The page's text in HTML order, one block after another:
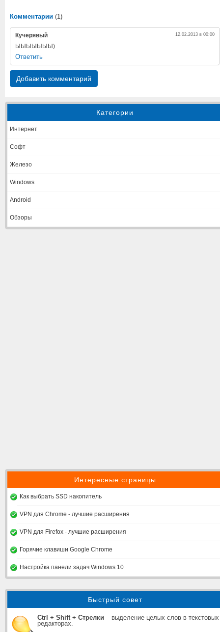
Категории
Интернет
Софт
Железо
Windows
Android
Обзоры
Интересные страницы
Как выбрать SSD накопитель
VPN для Chrome - лучшие расширения
VPN для Firefox - лучшие расширения
Горячие клавиши Google Chrome
Настройка панели задач Windows 10
Быстрый совет
Ctrl + Shift + Стрелки – выделение целых слов в текстовых
редакторах.
Комментарии (1)
Кучерявый 12.02.2013 в 00:00
ЫЫЫЫЫЫЫ)
Ответить
Добавить комментарий